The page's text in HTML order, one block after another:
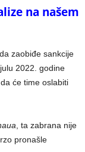
na našem
zaobiđe sankcije
2022. godine
će time oslabiti
, ta zabrana nije
pronašle